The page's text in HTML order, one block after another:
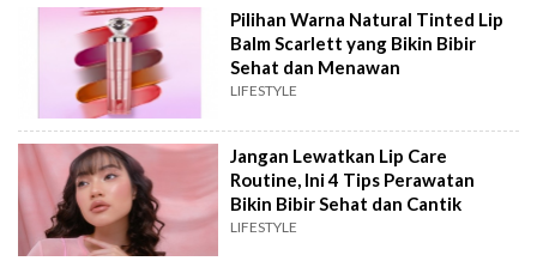
Pilihan Warna Natural Tinted Lip
Balm Scarlett yang Bikin Bibir
Sehat dan Menawan
LIFESTYLE
Jangan Lewatkan Lip Care
Routine, Ini 4 Tips Perawatan
Bikin Bibir Sehat dan Cantik
LIFESTYLE